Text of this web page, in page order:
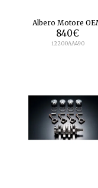
Albero Motore
840€
12200AA490